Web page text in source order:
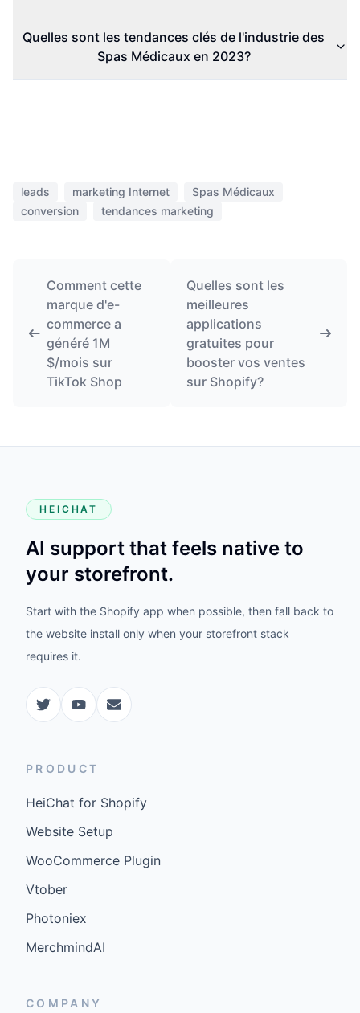
Quelles sont les tendances clés de l'industrie des
Spas Médicaux en 2023?
leads marketing Internet
Spas Médicaux
conversion
tendances marketing
Comment cette
marque d'e-
commerce a
généré 1M
$/mois sur
TikTok Shop
Quelles sont les
meilleures
applications
gratuites pour
booster vos ventes
sur Shopify?
HEICHAT
AI support that feels native to
your storefront.
Start with the Shopify app when possible, then fall back to
the website install only when your storefront stack
requires it.
PRODUCT
HeiChat for Shopify
Website Setup
WooCommerce Plugin
Vtober
Photoniex
MerchmindAI
COMPANY